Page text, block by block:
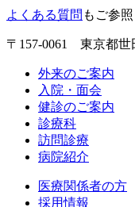
よくある質問 もご参
〒157-0061 東京都世
外来のご案内
入院・面会
健診のご案内
診療科
訪問診療
病院紹介
医療関係者の方
採用情報